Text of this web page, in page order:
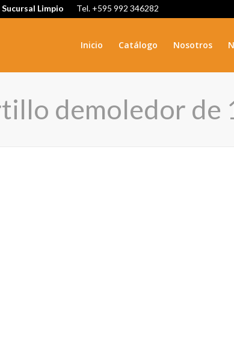
Sucursal Limpio Tel. +595 992 346282
Inicio Catálogo Nosotros
demoledor de